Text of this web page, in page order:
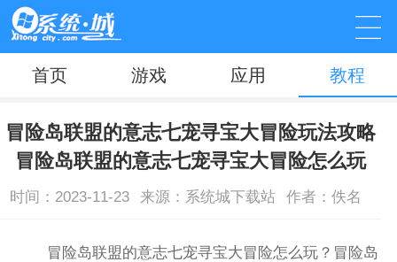
首页 游戏 应用 教程
冒险岛联盟的意志七宠寻宝大冒险玩法攻略
冒险岛联盟的意志七宠寻宝大冒险怎么玩
时间：2023-11-23 来源：系统城下载站 作者：佚名
冒险岛联盟的意志七宠寻宝大冒险怎么玩？冒险岛